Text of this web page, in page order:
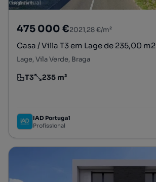
475 000 €2021,28 €/m²
Casa / Villa T3 em Lage de 235,00 m2
Lage, Vila Verde, Braga
Tipologia
T3
Preço por metro quadrado
235 m²
IAD Portugal
Profissional